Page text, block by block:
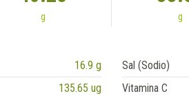
g g
16.9 g Sal (Sodio)
135.65 ug Vitamina C